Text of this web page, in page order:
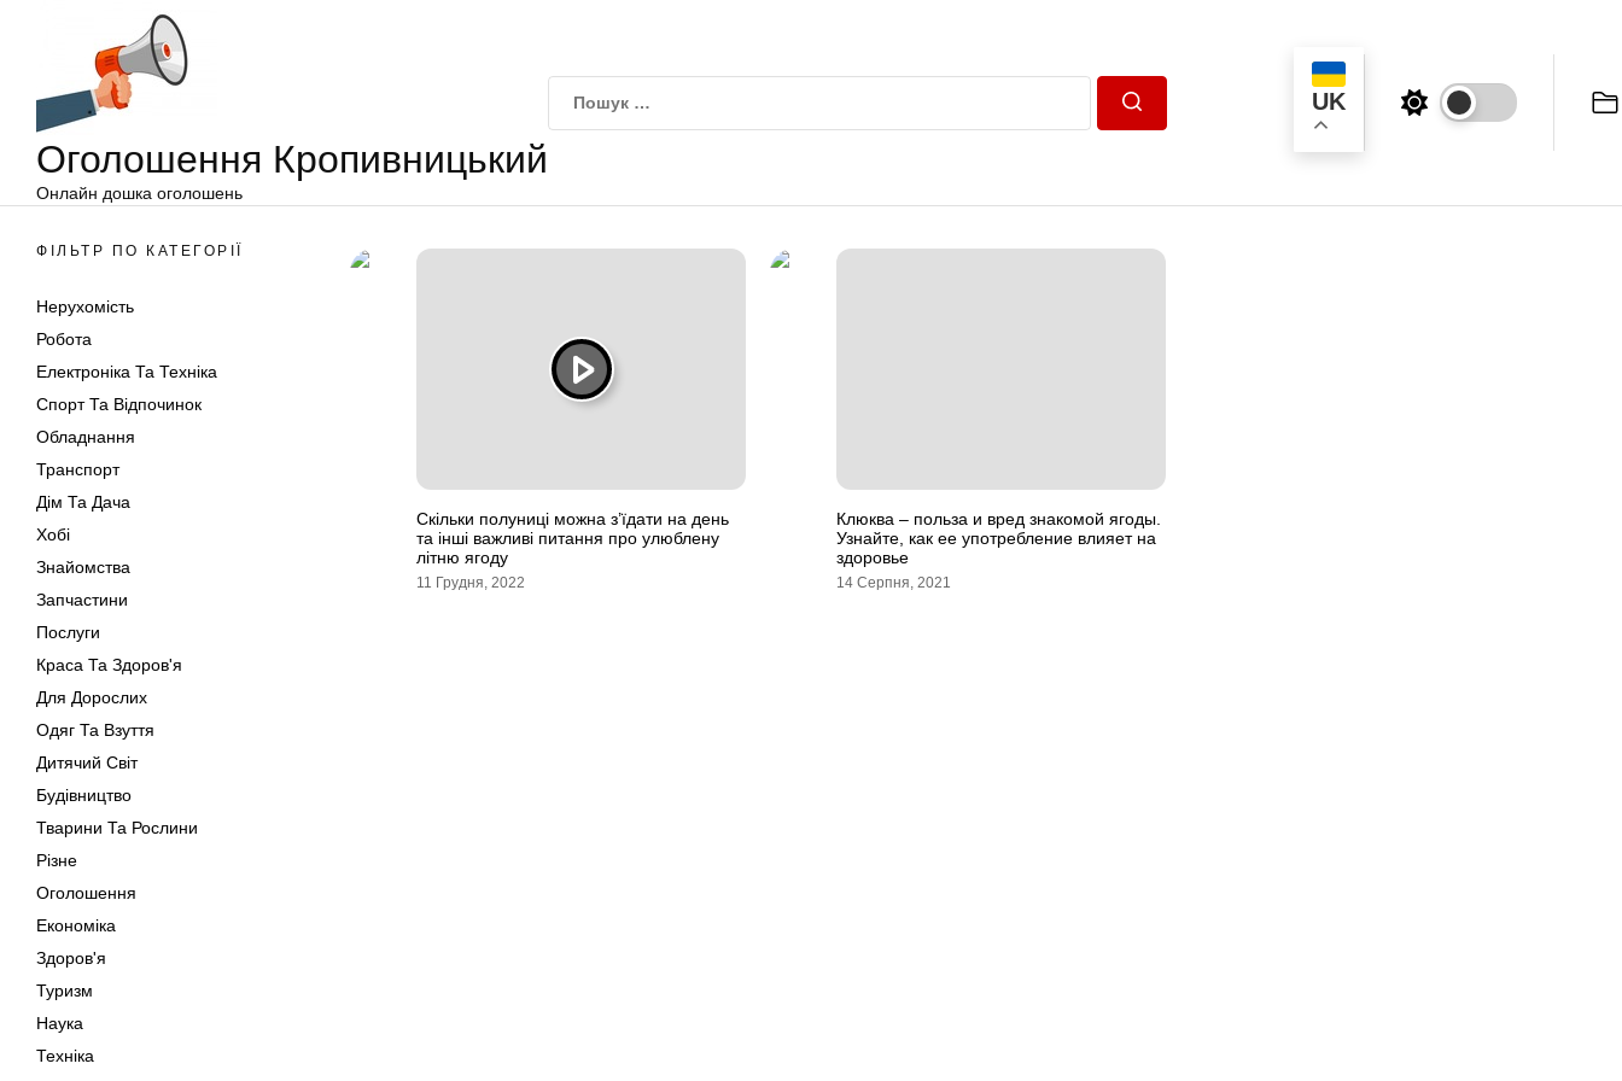
Оголошення Кропивницький
Онлайн дошка оголошень
UK
ФІЛЬТР ПО КАТЕГОРІЇ
Нерухомість
Робота
Електроніка Та Техніка
Спорт Та Відпочинок
Обладнання
Транспорт
Дім Та Дача
Хобі
Знайомства
Запчастини
Послуги
Краса Та Здоров'я
Для Дорослих
Одяг Та Взуття
Дитячий Світ
Будівництво
Тварини Та Рослини
Різне
Оголошення
Економіка
Здоров'я
Туризм
Наука
Техніка
Скільки полуниці можна з’їдати на день
та інші важливі питання про улюблену
літню ягоду
11 Грудня, 2022
Клюква – польза и вред знакомой ягоды.
Узнайте, как ее употребление влияет на
здоровье
14 Серпня, 2021